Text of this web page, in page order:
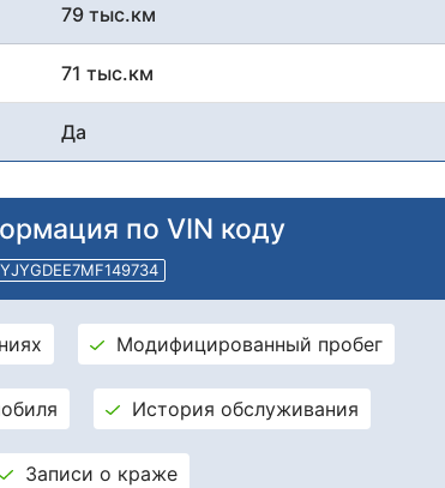
79 тыс.км
71 тыс.км
Да
по VIN коду
Модифицированный пробег
История обслуживания
Записи о краже